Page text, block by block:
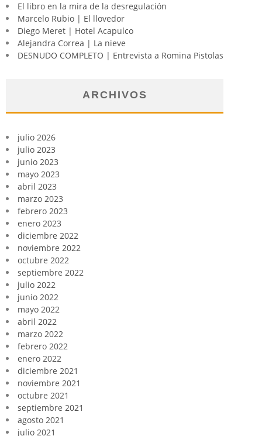
El libro en la mira de la desregulación
Marcelo Rubio | El llovedor
Diego Meret | Hotel Acapulco
Alejandra Correa | La nieve
DESNUDO COMPLETO | Entrevista a Romina Pistolas
ARCHIVOS
julio 2026
julio 2023
junio 2023
mayo 2023
abril 2023
marzo 2023
febrero 2023
enero 2023
diciembre 2022
noviembre 2022
octubre 2022
septiembre 2022
julio 2022
junio 2022
mayo 2022
abril 2022
marzo 2022
febrero 2022
enero 2022
diciembre 2021
noviembre 2021
octubre 2021
septiembre 2021
agosto 2021
julio 2021